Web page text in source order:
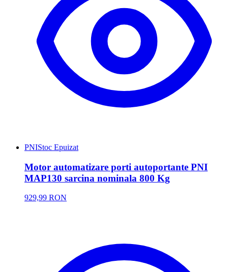
PNIStoc Epuizat
Motor automatizare porti autoportante PNI
MAP130 sarcina nominala 800 Kg
929,99 RON